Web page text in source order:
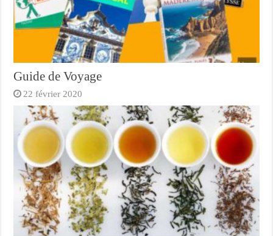
Guide de Voyage
22 février 2020